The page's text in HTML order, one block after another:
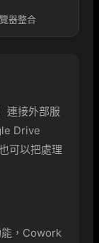
器整合
連接外部服
Drive
可以把處理
，Cowork